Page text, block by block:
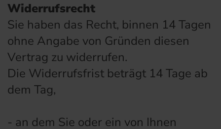
Widerrufsrecht
Sie haben das Recht, binnen 14 Tagen
ohne Angabe von Gründen diesen
Vertrag zu widerrufen.
Die Widerrufsfrist beträgt 14 Tage ab
dem Tag,
- an dem Sie oder ein von Ihnen